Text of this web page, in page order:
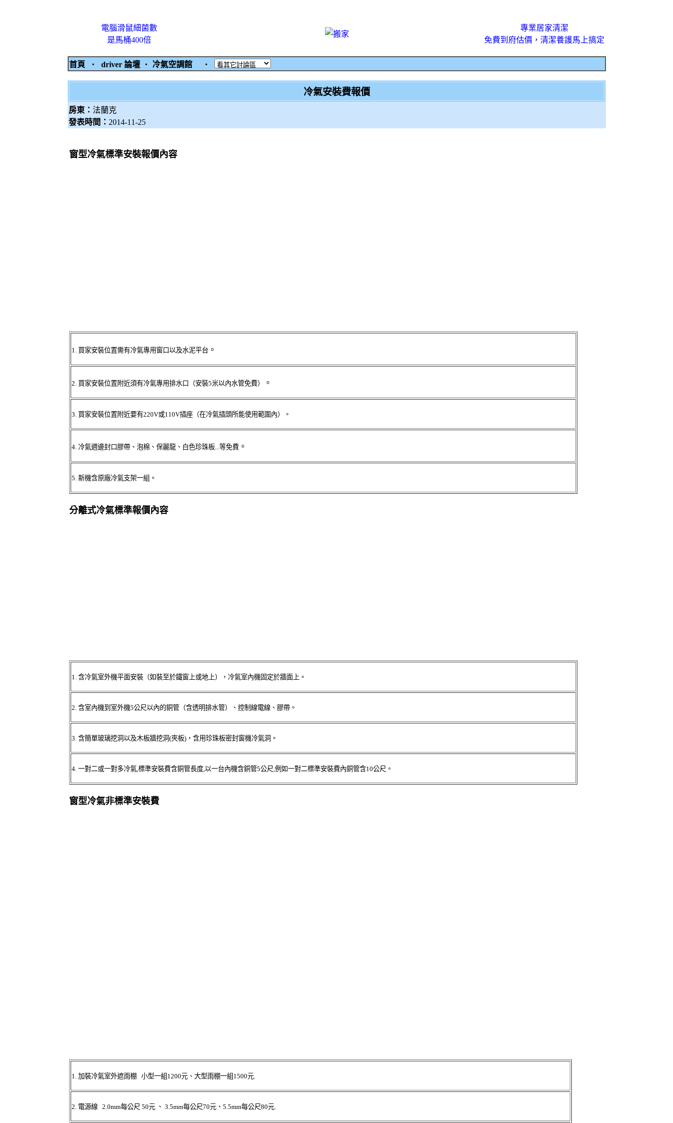
電腦滑鼠細菌數
是馬桶400倍
專業居家清潔
免費到府估價，清潔養護馬上搞定
首頁 ‧ driver 論壇 ‧ 冷氣空調館 ‧
冷氣安裝費報價
房東： 法蘭克
發表時間： 2014-11-25
窗型冷氣標準安裝報價內容
1. 買家安裝位置需有冷氣專用窗口以及水泥平台。
2. 買家安裝位置附近須有冷氣專用排水口（安裝5米以內水管免費） 。
3. 買家安裝位置附近要有220V或110V插座（在冷氣插頭所能使用範圍內）。
4. 冷氣週邊封口膠帶、泡棉、保麗龍、白色珍珠板...等免費。
5. 新機含原廠冷氣支架一組。
分離式冷氣標準報價內容
1. 含冷氣室外機平面安裝（如裝至於鐵窗上或地上），冷氣室內機固定於牆面上。
2. 含室內機到室外機5公尺以內的銅管（含透明排水管）、控制線電線、膠帶。
3. 含簡單玻璃挖洞以及木板牆挖洞(夾板)，含用珍珠板密封窗機冷氣洞。
4. 一對二或一對多冷氣,標準安裝費含銅管長度,以一台內機含銅管5公尺,例如一對二標準安裝費內銅管含10公尺。
窗型冷氣非標準安裝費
1. 加裝冷氣室外遮雨棚 小型一組1200元、大型雨棚一組1500元.
2. 電源線 2.0mm每公尺 50元 、 3.5mm每公尺70元、5.5mm每公尺80元.